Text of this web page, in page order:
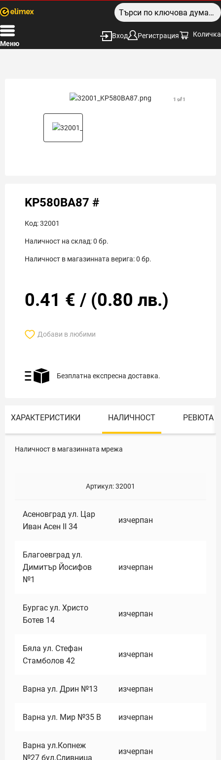
Меню
Вход Регистрация Количка
1 of 1
KP580BA87 #
Код:32001
Наличност на склад:0 бр.
Наличност в магазинната верига:0 бр.
0.41 € / (0.80 лв.)
Добави в любими
Безплатна експресна доставка.
ХАРАКТЕРИСТИКИ НАЛИЧНОСТ РЕВЮТА
Наличност в магазинната мрежа
Артикул:32001
Асеновград ул. Цар
Иван Асен II 34
изчерпан
Благоевград ул.
Димитър Йосифов
№1
изчерпан
Бургас ул. Христо
Ботев 14
изчерпан
Бяла ул. Стефан
Стамболов 42
изчерпан
Варна ул. Дрин №13 изчерпан
Варна ул. Мир №35 В изчерпан
Варна ул.Копнеж
№27 бул.Сливница
изчерпан